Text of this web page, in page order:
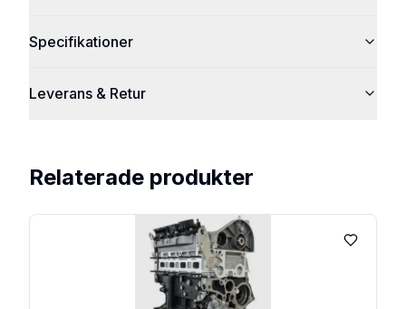
Specifikationer
Leverans & Retur
Relaterade produkter
Lägg till